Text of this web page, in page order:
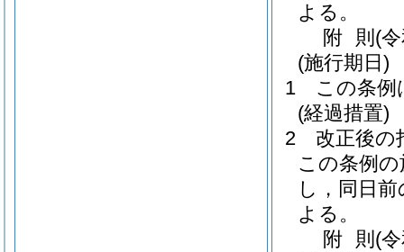
よる。
附 則 (
(施行期日)
1
この条例
(経過措置)
2
改正後の
この条例
し，同日
よる。
附 則 (